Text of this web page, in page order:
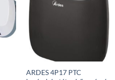
ARDES 4P17 PTC